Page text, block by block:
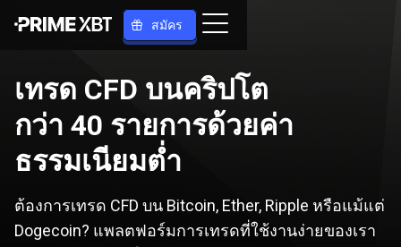
สมัคร
เทรด CFD บนคริปโต
กว่า 40 รายการด้วยค่า
ธรรมเนียมต่ำ
ต้องการเทรด CFD บน Bitcoin, Ether, Ripple หรือแม้แต่
Dogecoin? แพลตฟอร์มการเทรดที่ใช้งานง่ายของเรา